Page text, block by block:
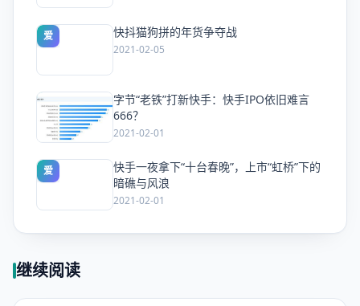
爱 快抖猫狗拼的年货争夺战
2021-02-05
爱
字节“老铁”打新快手：快手IPO依旧难言
666？
2021-02-01
爱
快手一夜拿下“十台春晚”，上市“虹桥”下的
暗礁与风浪
2021-02-01
继续阅读